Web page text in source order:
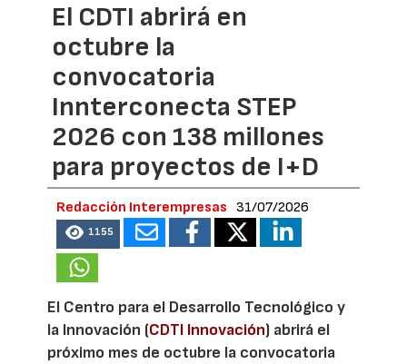
El CDTI abrirá en
octubre la
convocatoria
Innterconecta STEP
2026 con 138 millones
para proyectos de I+D
Redacción Interempresas 31/07/2026
1155
El Centro para el Desarrollo Tecnológico y
la Innovación (CDTI Innovación) abrirá el
próximo mes de octubre la convocatoria